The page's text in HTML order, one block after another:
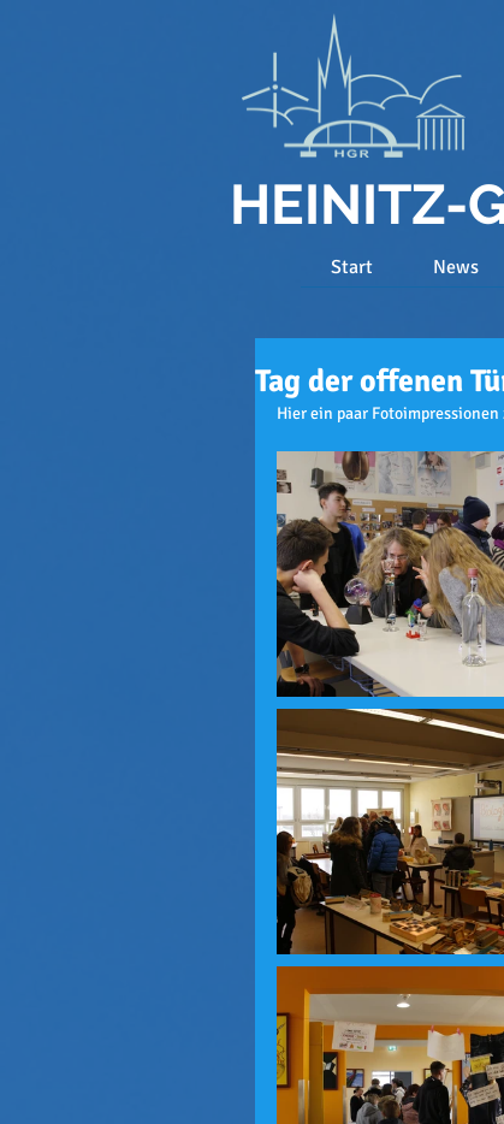
HEINITZ-
Start News
Tag der offenen
Hier ein paar